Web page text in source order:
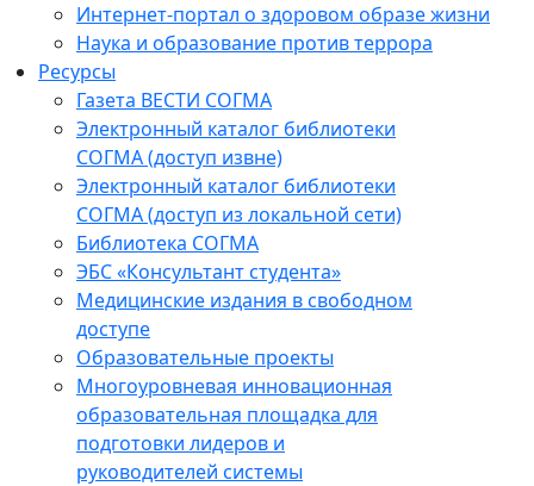
Интернет-портал о здоровом образе жизни
Наука и образование против террора
Ресурсы
Газета ВЕСТИ СОГМА
Электронный каталог библиотеки
СОГМА (доступ извне)
Электронный каталог библиотеки
СОГМА (доступ из локальной сети)
Библиотека СОГМА
ЭБС «Консультант студента»
Медицинские издания в свободном
доступе
Образовательные проекты
Многоуровневая инновационная
образовательная площадка для
подготовки лидеров и
руководителей системы